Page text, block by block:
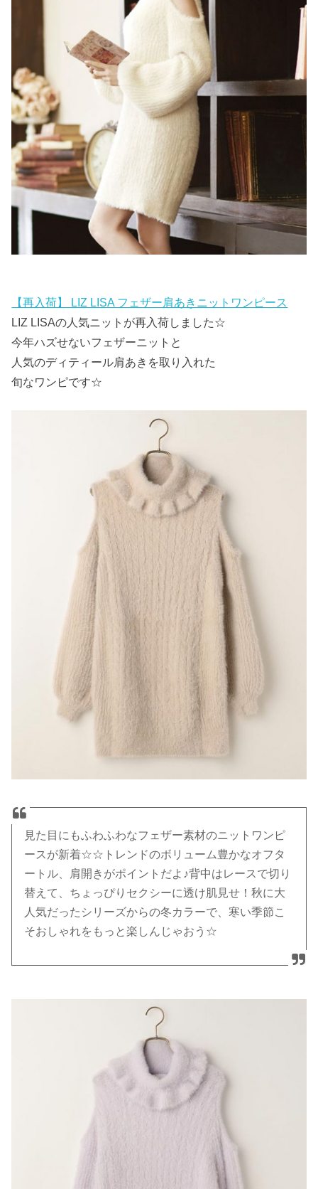
【再入荷】 LIZ LISA フェザー肩あきニットワンピース
LIZ LISAの人気ニットが再入荷しました☆
今年ハズせないフェザーニットと
人気のディティール肩あきを取り入れた
旬なワンピです☆
見た目にもふわふわなフェザー素材のニットワンピ
ースが新着☆☆トレンドのボリューム豊かなオフタ
ートル、肩開きがポイントだよ♪背中はレースで切り
替えて、ちょっぴりセクシーに透け肌見せ！秋に大
人気だったシリーズからの冬カラーで、寒い季節こ
そおしゃれをもっと楽しんじゃおう☆